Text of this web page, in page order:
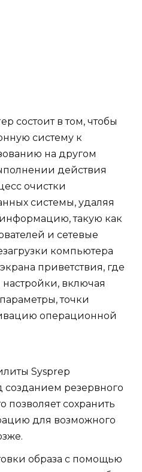
состоит в том, чтобы
систему к
на другом
действия
очистки
системы, удаляя
такую как
и сетевые
компьютера
приветствия, где
включая
точки
операционной
Sysprep
резервного
позволяет сохранить
для возможного
образа с помощью